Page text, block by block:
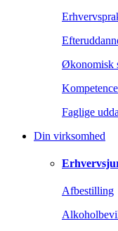
Økonomisk
Faglige
Din virksomhed
Afbestilling